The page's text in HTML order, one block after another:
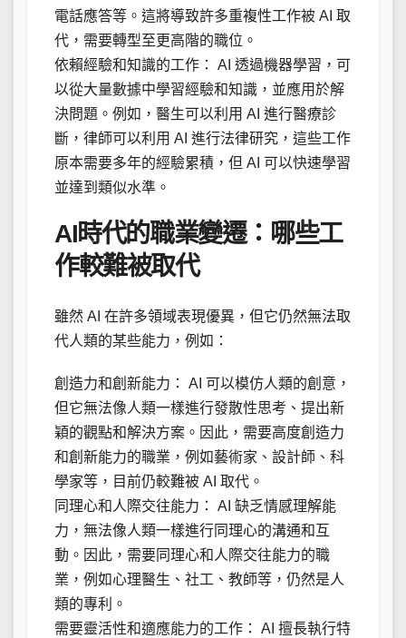
電話應答等。這將導致許多重複性工作被 AI 取
代，需要轉型至更高階的職位。
依賴經驗和知識的工作： AI 透過機器學習，可
以從大量數據中學習經驗和知識，並應用於解
決問題。例如，醫生可以利用 AI 進行醫療診
斷，律師可以利用 AI 進行法律研究，這些工作
原本需要多年的經驗累積，但 AI 可以快速學習
並達到類似水準。
AI時代的職業變遷：哪些工
作較難被取代
雖然 AI 在許多領域表現優異，但它仍然無法取
代人類的某些能力，例如：
創造力和創新能力： AI 可以模仿人類的創意，
但它無法像人類一樣進行發散性思考、提出新
穎的觀點和解決方案。因此，需要高度創造力
和創新能力的職業，例如藝術家、設計師、科
學家等，目前仍較難被 AI 取代。
同理心和人際交往能力： AI 缺乏情感理解能
力，無法像人類一樣進行同理心的溝通和互
動。因此，需要同理心和人際交往能力的職
業，例如心理醫生、社工、教師等，仍然是人
類的專利。
需要靈活性和適應能力的工作： AI 擅長執行特